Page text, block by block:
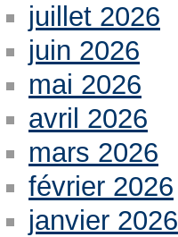
juillet 2026
juin 2026
mai 2026
avril 2026
mars 2026
février 2026
janvier 2026